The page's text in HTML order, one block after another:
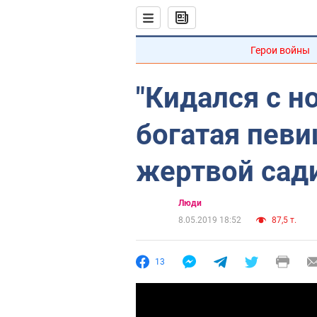
Герои войны
"Кидался с
богатая
жертвой
Люди
8.05.2019 18:52
87,5 т.
13